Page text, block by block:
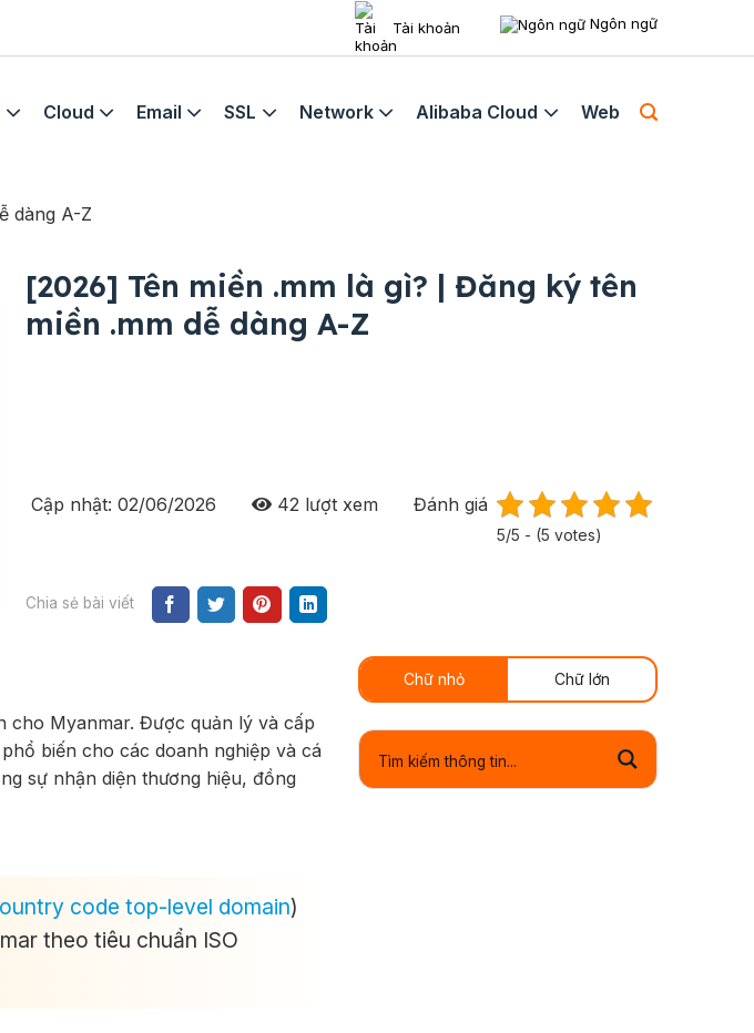
Tài khoản Ngôn ngữ
Cloud Email SSL Network Alibaba Cloud Web
dàng A-Z
[2026] Tên miền .mm là gì? | Đăng ký tên
miền .mm dễ dàng A-Z
Cập nhật: 02/06/2026 42 lượt xem Đánh giá
5/5 - (5 votes)
Chia sẻ bài viết
cho Myanmar. Được quản lý và cấp
biến cho các doanh nghiệp và cá
sự nhận diện thương hiệu, đồng
code top-level domain)
theo tiêu chuẩn ISO
Chữ nhỏ Chữ lớn